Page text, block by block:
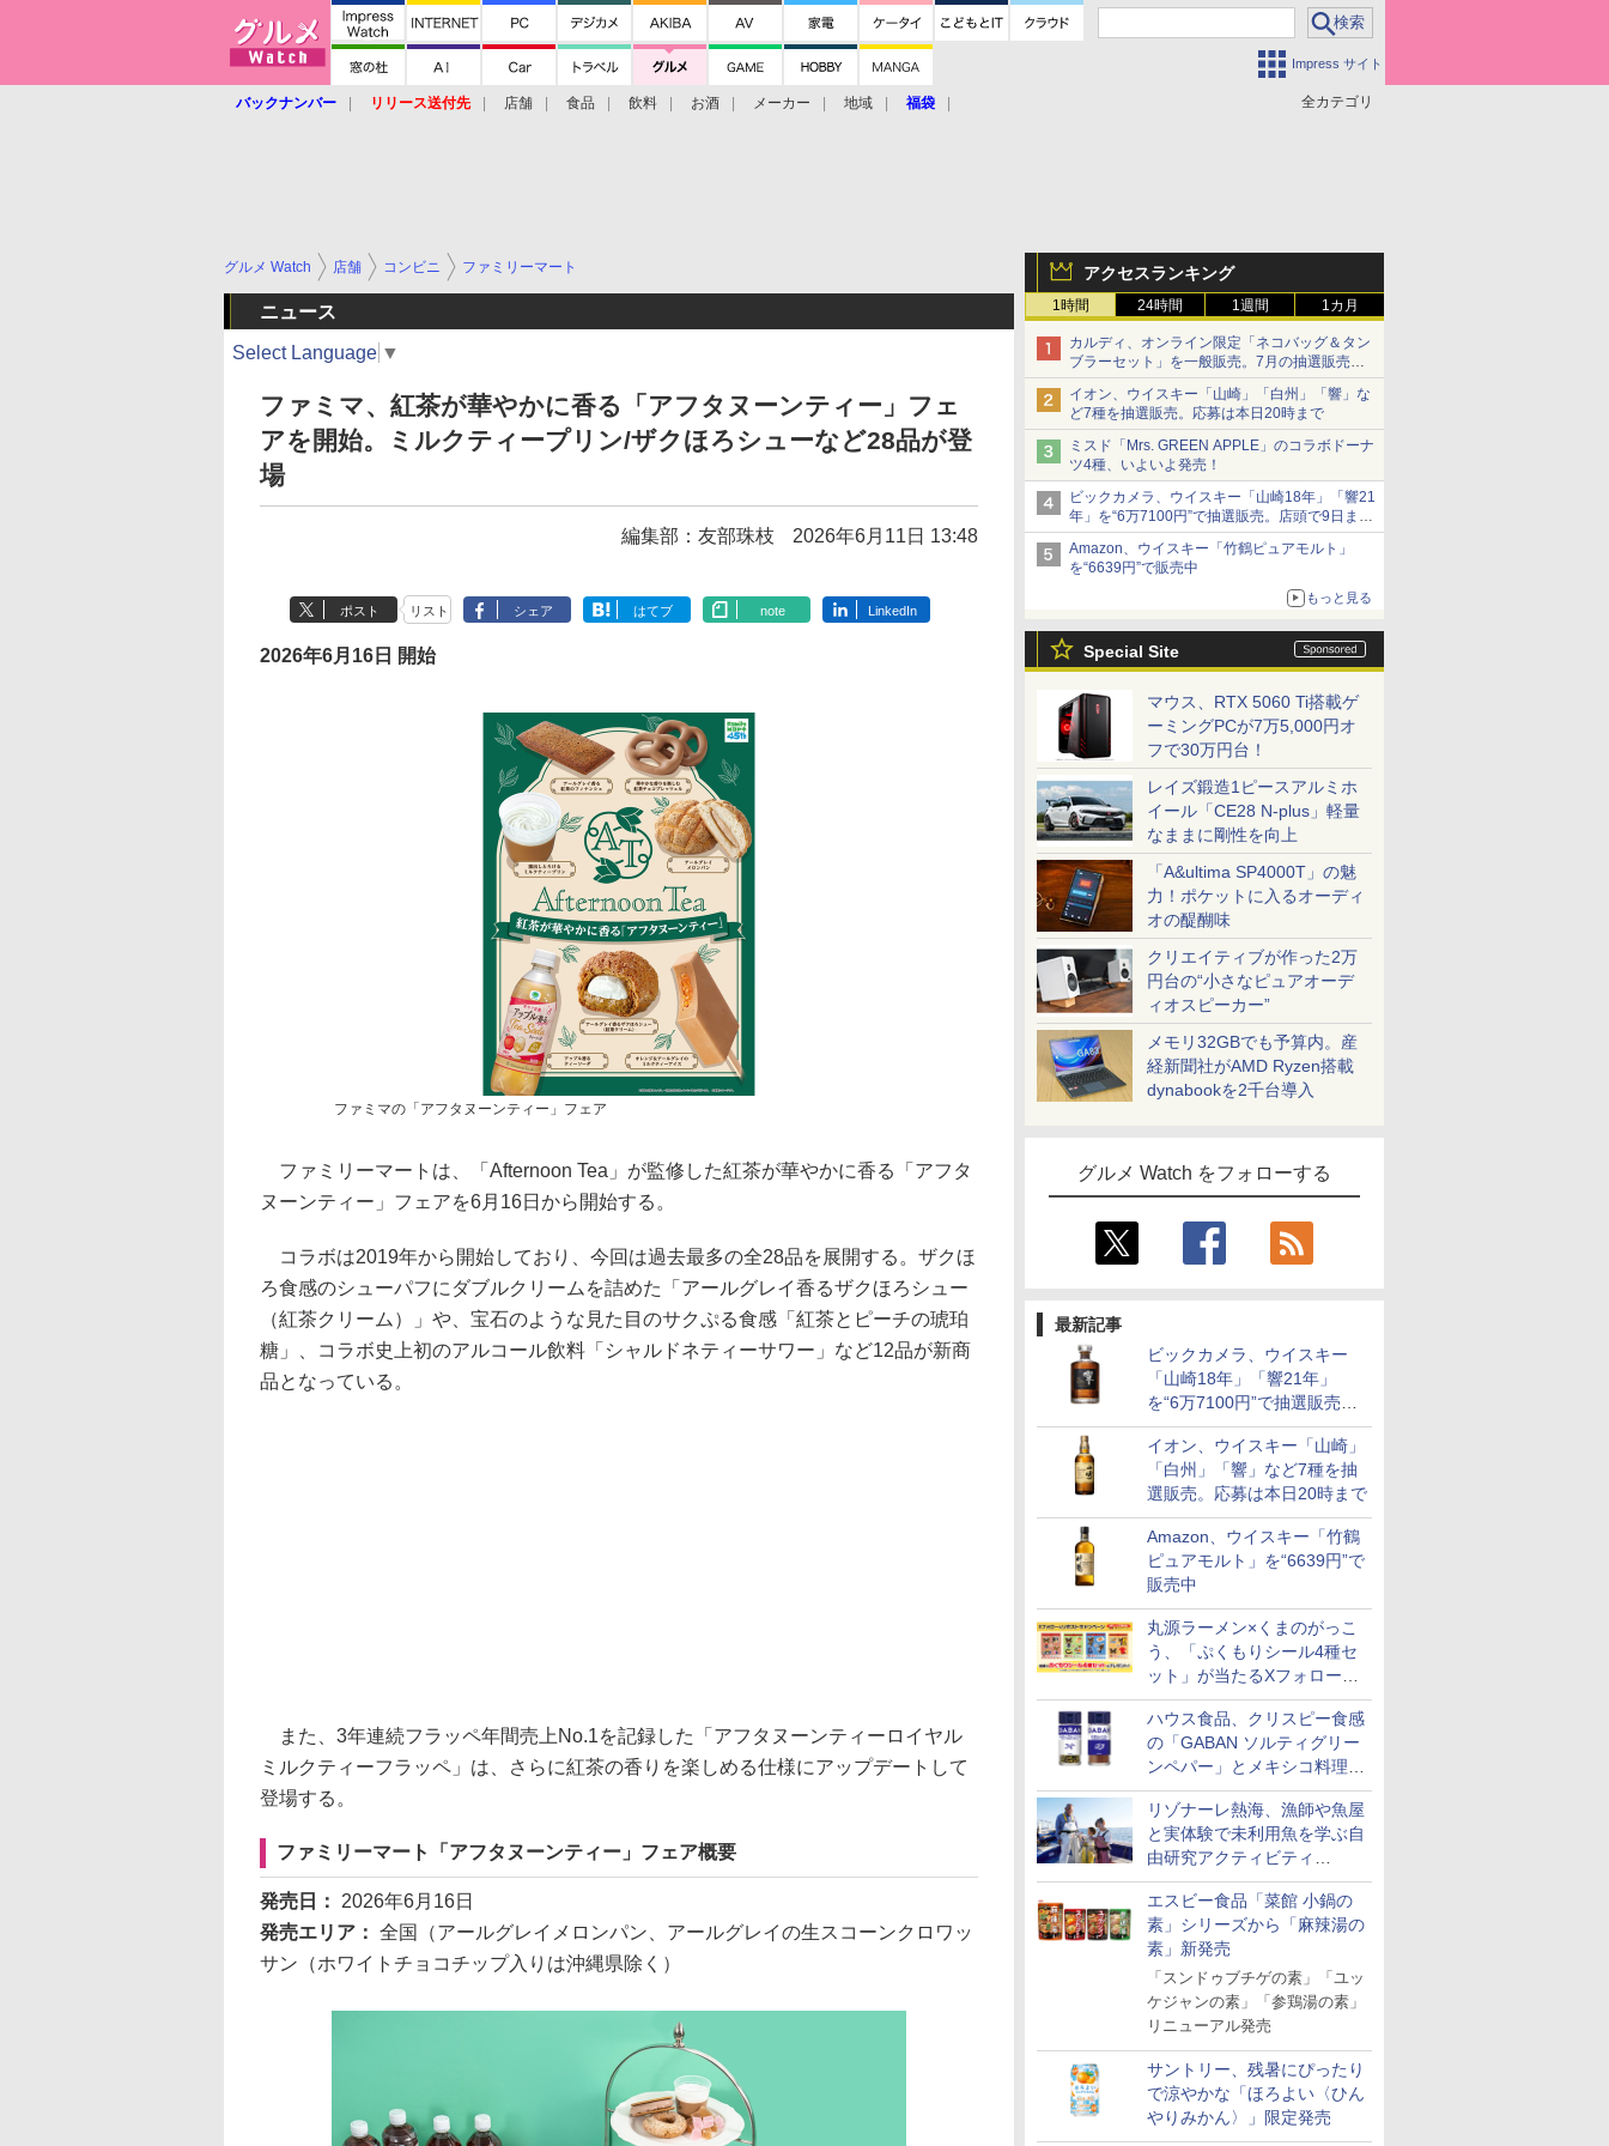
Impress サイト
全カテゴリ
バックナンバー リリース送付先 店舗 食品 飲料 お酒 メーカー 地域 福袋
アクセスランキング
1時間 24時間 1週間 1カ月
カルディ、オンライン限定「ネコバッグ＆タン
ブラーセット」を一般販売。7月の抽選販売の
当選無効分
イオン、ウイスキー「山崎」「白州」「響」な
ど7種を抽選販売。応募は本日20時まで
ミスド「Mrs. GREEN APPLE」のコラボドーナ
ツ4種、いよいよ発売！
ビックカメラ、ウイスキー「山崎18年」「響21
年」を“6万7100円”で抽選販売。店頭で9日まで
受付
Amazon、ウイスキー「竹鶴ピュアモルト」
を“6639円”で販売中
もっと見る
Special Site
マウス、RTX 5060 Ti搭載ゲ
ーミングPCが7万5,000円オ
フで30万円台！
レイズ鍛造1ピースアルミホ
イール「CE28 N-plus」軽量
なままに剛性を向上
「A&ultima SP4000T」の魅
力！ポケットに入るオーディ
オの醍醐味
クリエイティブが作った2万
円台の“小さなピュアオーデ
ィオスピーカー”
メモリ32GBでも予算内。産
経新聞社がAMD Ryzen搭載
dynabookを2千台導入
グルメ Watch をフォローする
最新記事
ビックカメラ、ウイスキー
「山崎18年」「響21年」
を“6万7100円”で抽選販売。
店頭で9日まで受付
イオン、ウイスキー「山崎」
「白州」「響」など7種を抽
選販売。応募は本日20時まで
Amazon、ウイスキー「竹鶴
ピュアモルト」を“6639円”で
販売中
丸源ラーメン×くまのがっこ
う、「ぷくもりシール4種セ
ット」が当たるXフォロー＆
リポストキャンペーン実施
ハウス食品、クリスピー食感
の「GABAN ソルティグリー
ンペパー」とメキシコ料理に
合う「GABAN チポトレペパ
ー」発売
リゾナーレ熱海、漁師や魚屋
と実体験で未利用魚を学ぶ自
由研究アクティビティ
「Fisherman's Academy」を
実施中
エスビー食品「菜館 小鍋の
素」シリーズから「麻辣湯の
素」新発売
「スンドゥブチゲの素」「ユッ
ケジャンの素」「参鶏湯の素」
リニューアル発売
サントリー、残暑にぴったり
で涼やかな「ほろよい〈ひん
やりみかん〉」限定発売
グルメ Watch 店舗 コンビニ ファミリーマート
ニュース
Select Language ▼
ファミマ、紅茶が華やかに香る「アフタヌーンティー」フェ
アを開始。ミルクティープリン/ザクほろシューなど28品が登
場
編集部：友部珠枝 2026年6月11日 13:48
ポスト リスト シェア はてブ note LinkedIn
2026年6月16日 開始
ファミマの「アフタヌーンティー」フェア
ファミリーマートは、「Afternoon Tea」が監修した紅茶が華やかに香る「アフタ
ヌーンティー」フェアを6月16日から開始する。
コラボは2019年から開始しており、今回は過去最多の全28品を展開する。ザクほ
ろ食感のシューパフにダブルクリームを詰めた「アールグレイ香るザクほろシュー
（紅茶クリーム）」や、宝石のような見た目のサクぷる食感「紅茶とピーチの琥珀
糖」、コラボ史上初のアルコール飲料「シャルドネティーサワー」など12品が新商
品となっている。
また、3年連続フラッペ年間売上No.1を記録した「アフタヌーンティーロイヤル
ミルクティーフラッペ」は、さらに紅茶の香りを楽しめる仕様にアップデートして
登場する。
ファミリーマート「アフタヌーンティー」フェア概要
発売日： 2026年6月16日
発売エリア： 全国（アールグレイメロンパン、アールグレイの生スコーンクロワッ
サン（ホワイトチョコチップ入りは沖縄県除く）